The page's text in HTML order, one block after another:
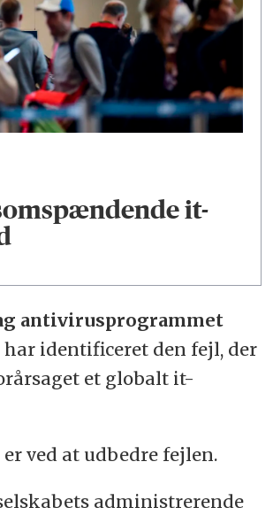
it-
antivirusprogrammet
har identificeret den fejl, der
et globalt it-
ved at udbedre fejlen.
administrerende